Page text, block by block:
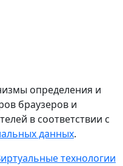
определения и
браузеров и
в соответствии с
данных.
технологии